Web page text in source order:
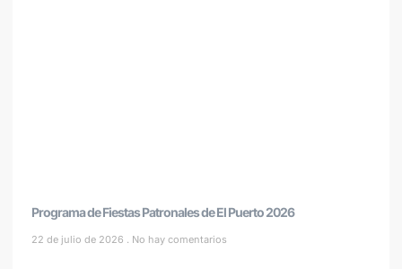
Programa de Fiestas Patronales de El Puerto 2026
22 de julio de 2026 No hay comentarios